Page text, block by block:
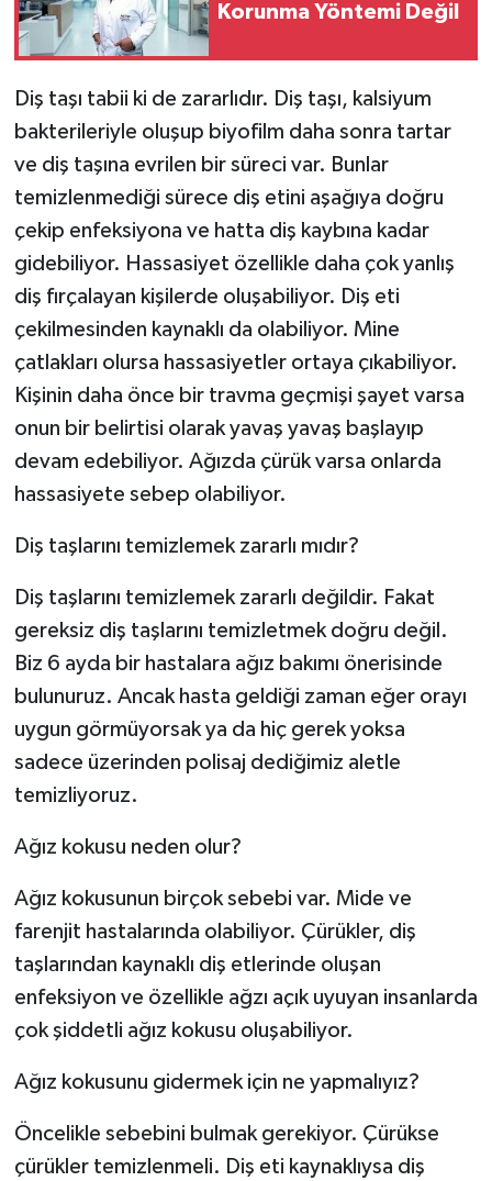
Korunma Yöntemi Değil
Diş taşı tabii ki de zararlıdır. Diş taşı, kalsiyum
bakterileriyle oluşup biyofilm daha sonra tartar
ve diş taşına evrilen bir süreci var. Bunlar
temizlenmediği sürece diş etini aşağıya doğru
çekip enfeksiyona ve hatta diş kaybına kadar
gidebiliyor. Hassasiyet özellikle daha çok yanlış
diş fırçalayan kişilerde oluşabiliyor. Diş eti
çekilmesinden kaynaklı da olabiliyor. Mine
çatlakları olursa hassasiyetler ortaya çıkabiliyor.
Kişinin daha önce bir travma geçmişi şayet varsa
onun bir belirtisi olarak yavaş yavaş başlayıp
devam edebiliyor. Ağızda çürük varsa onlarda
hassasiyete sebep olabiliyor.
Diş taşlarını temizlemek zararlı mıdır?
Diş taşlarını temizlemek zararlı değildir. Fakat
gereksiz diş taşlarını temizletmek doğru değil.
Biz 6 ayda bir hastalara ağız bakımı önerisinde
bulunuruz. Ancak hasta geldiği zaman eğer orayı
uygun görmüyorsak ya da hiç gerek yoksa
sadece üzerinden polisaj dediğimiz aletle
temizliyoruz.
Ağız kokusu neden olur?
Ağız kokusunun birçok sebebi var. Mide ve
farenjit hastalarında olabiliyor. Çürükler, diş
taşlarından kaynaklı diş etlerinde oluşan
enfeksiyon ve özellikle ağzı açık uyuyan insanlarda
çok şiddetli ağız kokusu oluşabiliyor.
Ağız kokusunu gidermek için ne yapmalıyız?
Öncelikle sebebini bulmak gerekiyor. Çürükse
çürükler temizlenmeli. Diş eti kaynaklıysa diş